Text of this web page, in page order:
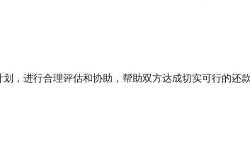
进行合理评估和协助，帮助双方达成切实可行的还款